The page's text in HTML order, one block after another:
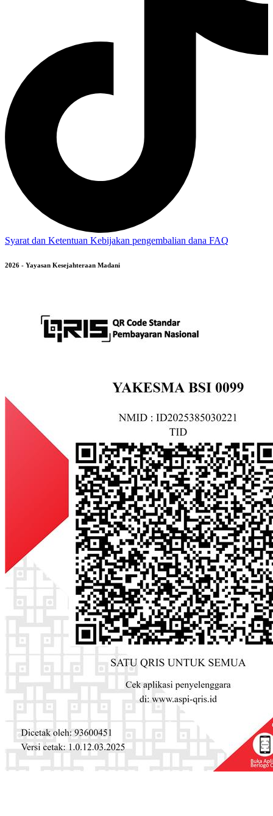
Syarat dan Ketentuan Kebijakan pengembalian dana FAQ
2026 - Yayasan Kesejahteraan Madani